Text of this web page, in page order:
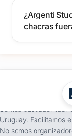
¿Argenti
chacras
tufiesta.com.uy
Somos buscador líder
Uruguay. Facilitamos
No somos